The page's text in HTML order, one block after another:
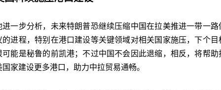
进一步分析，未来特朗普恐继续压缩中国在拉美推进一带一路
的进程，特别在港口建设等关键领域对相关国家施压，下个目
可能是秘鲁的前凯港；不过中国不会因此退缩，相反，将帮助
国家建设更多港口，助力中拉贸易通畅。